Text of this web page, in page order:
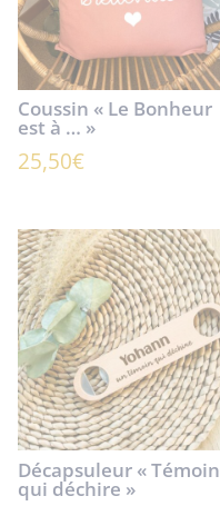
Coussin « Le Bonheur
est à … »
25,50€
Décapsuleur « Témoin
qui déchire »